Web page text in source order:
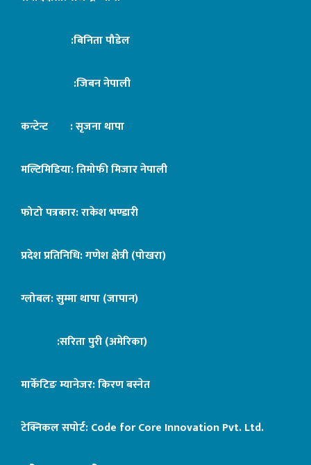
:बिनिता पौडेल
:जिबन नेपाली
कन्टेन्ट : सृजना थापा
मल्टिमिडिया: तिमोफी मिजार नेपाली
फोटो पत्रकार: राकेश भण्डारी
प्रदेश प्रतिनिधि: गणेश क्षेत्री (पोखरा)
ग्लोबल: सुम्मा थापा (जापान)
:सरिता पुरी (अमेरिका)
मार्केटिङ म्यानेजर: किरण बस्नेत
टेक्निकल सपोर्ट:Code for Core Innovation Pvt. Ltd.